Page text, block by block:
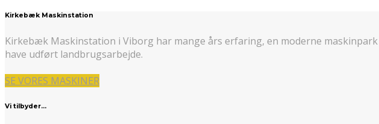
Kirkebæk Maskinstation
Kirkebæk Maskinstation i Viborg har mange års erfaring, en moderne
have udført landbrugsarbejde.
SE VORES MASKINER
Vi tilbyder…